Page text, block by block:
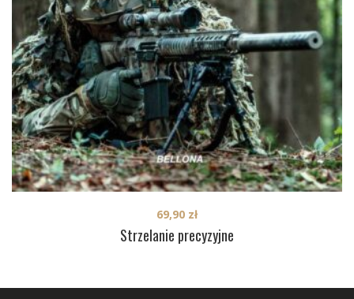
Strzelanie precyzyjne
69,90 zł